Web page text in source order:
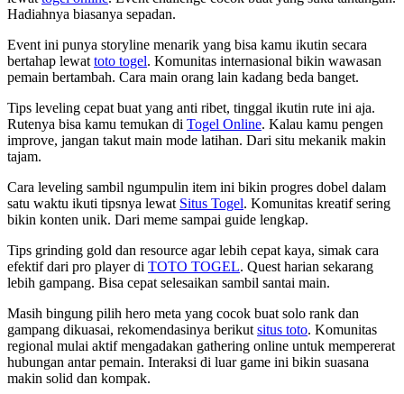
Hadiahnya biasanya sepadan.
Event ini punya storyline menarik yang bisa kamu ikutin secara
bertahap lewat toto togel. Komunitas internasional bikin wawasan
pemain bertambah. Cara main orang lain kadang beda banget.
Tips leveling cepat buat yang anti ribet, tinggal ikutin rute ini aja.
Rutenya bisa kamu temukan di Togel Online. Kalau kamu pengen
improve, jangan takut main mode latihan. Dari situ mekanik makin
tajam.
Cara leveling sambil ngumpulin item ini bikin progres dobel dalam
satu waktu ikuti tipsnya lewat Situs Togel. Komunitas kreatif sering
bikin konten unik. Dari meme sampai guide lengkap.
Tips grinding gold dan resource agar lebih cepat kaya, simak cara
efektif dari pro player di TOTO TOGEL. Quest harian sekarang
lebih gampang. Bisa cepat selesaikan sambil santai main.
Masih bingung pilih hero meta yang cocok buat solo rank dan
gampang dikuasai, rekomendasinya berikut situs toto. Komunitas
regional mulai aktif mengadakan gathering online untuk mempererat
hubungan antar pemain. Interaksi di luar game ini bikin suasana
makin solid dan kompak.